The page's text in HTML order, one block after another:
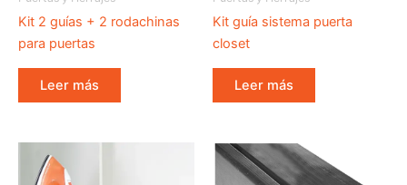
Kit 2 guías + 2 rodachinas
para puertas
Leer más
Kit guía sistema puerta
closet
Leer más